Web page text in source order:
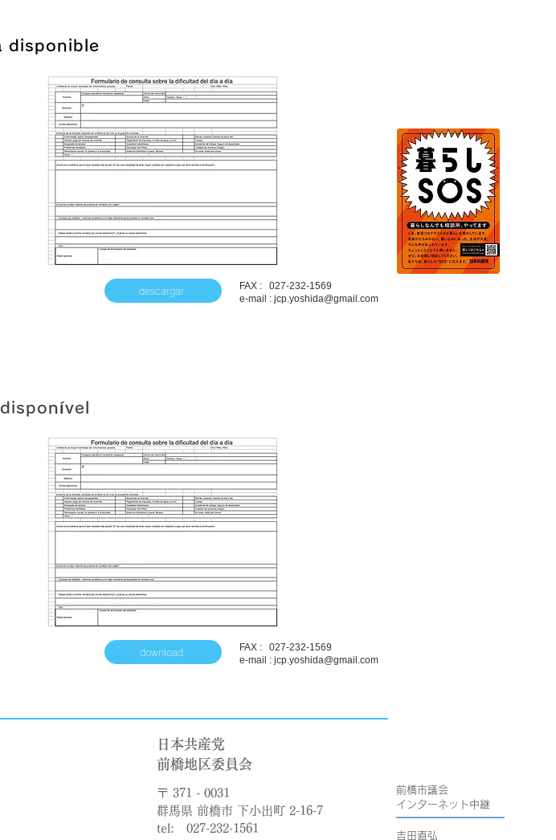
disponible
descargar
FAX : 027-232-1569
e-mail : jcp.yoshida@gmail.com
download
FAX : 027-232-1569
e-mail : jcp.yoshida@gmail.com
前橋市議会
​インターネット中継
吉田直弘
日本共産党
​前橋地区委員会
〒 371 - 0031
群馬県 前橋市 下小出町 2-16-7
tel: 027-232-1561